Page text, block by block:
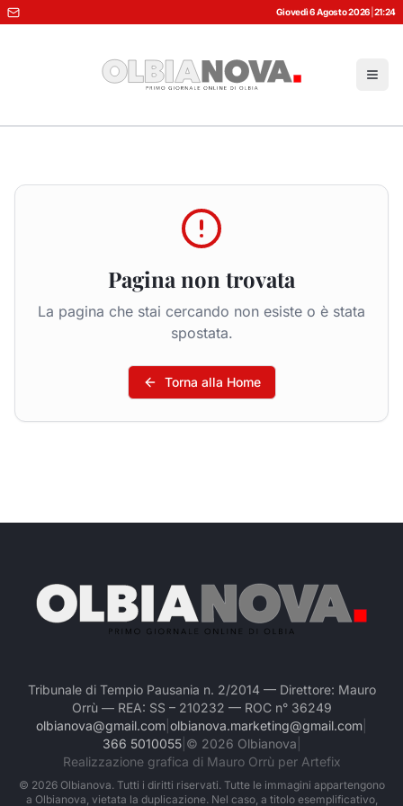
Giovedì 6 Agosto 2026 21:24
Pagina non trovata
La pagina che stai cercando non esiste o è stata
spostata.
Torna alla Home
Tribunale di Tempio Pausania n. 2/2014 — Direttore: Mauro
Orrù — REA: SS – 210232 — ROC n° 36249
olbianova@gmail.com olbianova.marketing@gmail.com
366 5010055| © 2026 Olbianova
Realizzazione grafica di Mauro Orrù per Artefix
© 2026Olbianova. Tutti i diritti riservati. Tutte le immagini appartengono
a Olbianova, vietata la duplicazione. Nel caso, a titolo esemplificativo,